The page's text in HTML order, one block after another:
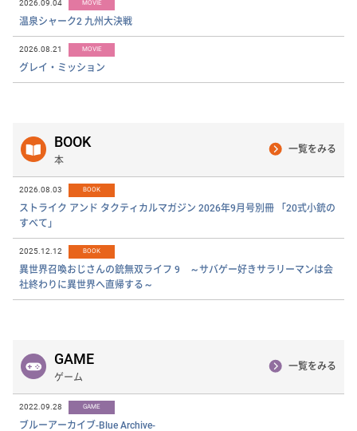
2026.09.04 MOVIE
温泉シャーク2 九州大決戦
2026.08.21 MOVIE
グレイ・ミッション
BOOK
本
一覧をみる
2026.08.03 BOOK
ストライク アンド タクティカルマガジン 2026年9月号別冊 「20式小銃の
すべて」
2025.12.12 BOOK
異世界召喚おじさんの銃無双ライフ 9 ～サバゲー好きサラリーマンは会
社終わりに異世界へ直帰する～
GAME
ゲーム
一覧をみる
2022.09.28 GAME
ブルーアーカイブ-Blue Archive-